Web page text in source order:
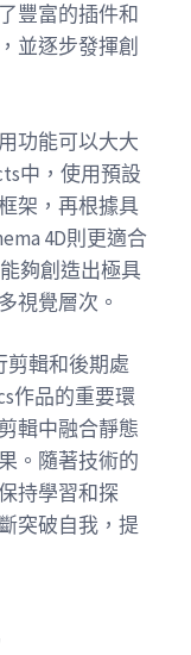
豐富的插件和
並逐步發揮創
功能可以大大
中，使用預設
架，再根據具
4D則更適合
夠創造出極具
視覺層次。
剪輯和後期處
作品的重要環
輯中融合靜態
。隨著技術的
持學習和探
突破自我，提